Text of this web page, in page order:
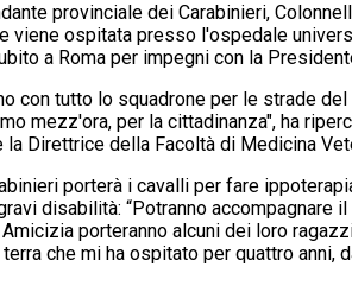
provinciale dei Carabinieri,
viene ospitata presso l'ospedale
a Roma per impegni con la
con tutto lo squadrone per le strade
mezz'ora, per la cittadinanza", ha
Direttrice della Facoltà di Medicina
porterà i cavalli per fare
disabilità: “Potranno accompagnare
porteranno alcuni dei loro
che mi ha ospitato per quattro anni,